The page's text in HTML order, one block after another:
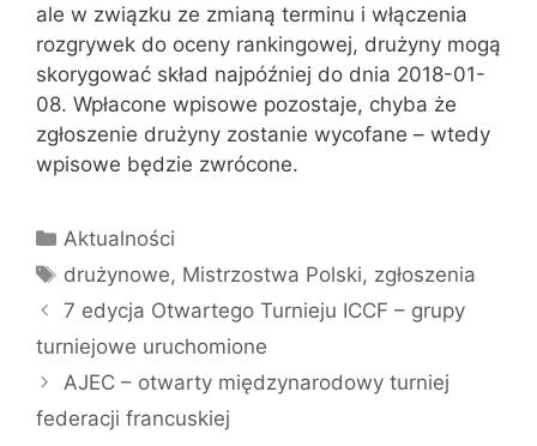
ale w związku ze zmianą terminu i włączenia
rozgrywek do oceny rankingowej, drużyny mogą
skorygować skład najpóźniej do dnia 2018-01-
08. Wpłacone wpisowe pozostaje, chyba że
zgłoszenie drużyny zostanie wycofane – wtedy
wpisowe będzie zwrócone.
Kategorie
Aktualności
Tagi
drużynowe, Mistrzostwa Polski, zgłoszenia
7 edycja Otwartego Turnieju ICCF – grupy
turniejowe uruchomione
AJEC – otwarty międzynarodowy turniej
federacji francuskiej